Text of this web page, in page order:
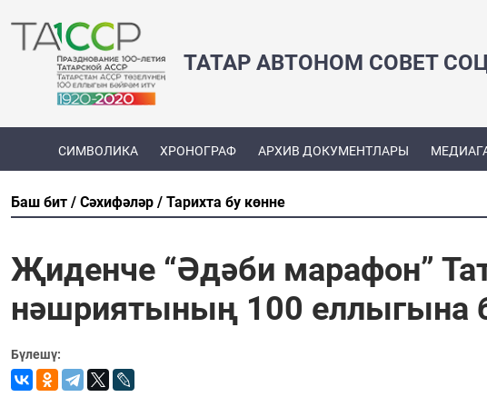
ТАТАР АВТОНОМ СОВЕТ
СИМВОЛИКА ХРОНОГРАФ АРХИВ ДОКУМЕНТЛАРЫ
Баш бит Сәхифәләр Тарихта бу көнне
Җиденче “Әдәби марафон”
нәшриятының 100 еллыгына
Бүлешү: